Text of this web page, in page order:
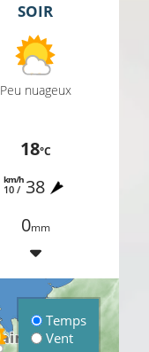
SOIR
Peu nuageux
18°C
10 /
km/h 38
0mm
Temps
Vent